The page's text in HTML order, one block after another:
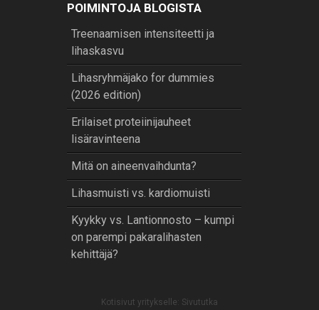
POIMINTOJA BLOGISTA
Treenaamisen intensiteetti ja
lihaskasvu
Lihasryhmäjako for dummies
(2026 edition)
Erilaiset proteiinijauheet
lisäravinteena
Mitä on aineenvaihdunta?
Lihasmuisti vs. kardiomuisti
Kyykky vs. Lantionnosto – kumpi
on parempi pakaralihasten
kehittäjä?
Kotisivut yritykselle: Sivututka